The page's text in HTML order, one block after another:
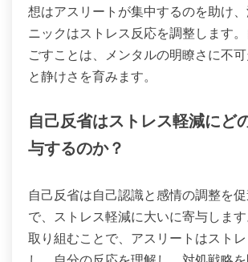
想はアスリートが集中するのを助け
ニックはストレス反応を調整します
ごすことは、メンタルの明瞭さに不
と静けさを育みます。
自己反省はストレス軽減にど
与するのか？
自己反省は自己認識と感情の調整を
で、ストレス軽減に大いに寄与しま
取り組むことで、アスリートはスト